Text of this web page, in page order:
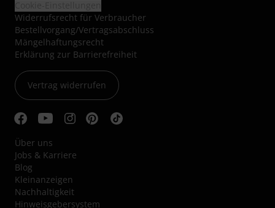
Widerrufsrecht für Verbraucher
Bestellvorgang/Vertragsabschluss
Mängelhaftungsrecht
Erklärung zur Barrierefreiheit
Vertrag widerrufen
Über uns
Jobs & Karriere
Blog
Kleinanzeigen
Nachhaltigkeit
Hinweisgebersystem